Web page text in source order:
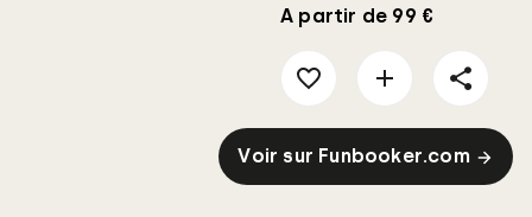
A partir de 99 €
Voir sur Funbooker.com